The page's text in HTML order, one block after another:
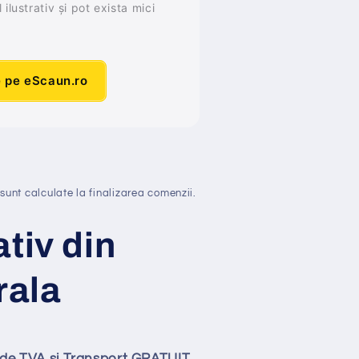
ilustrativ și pot exista mici
eScaun.ro
sunt calculate la finalizarea comenzii.
din